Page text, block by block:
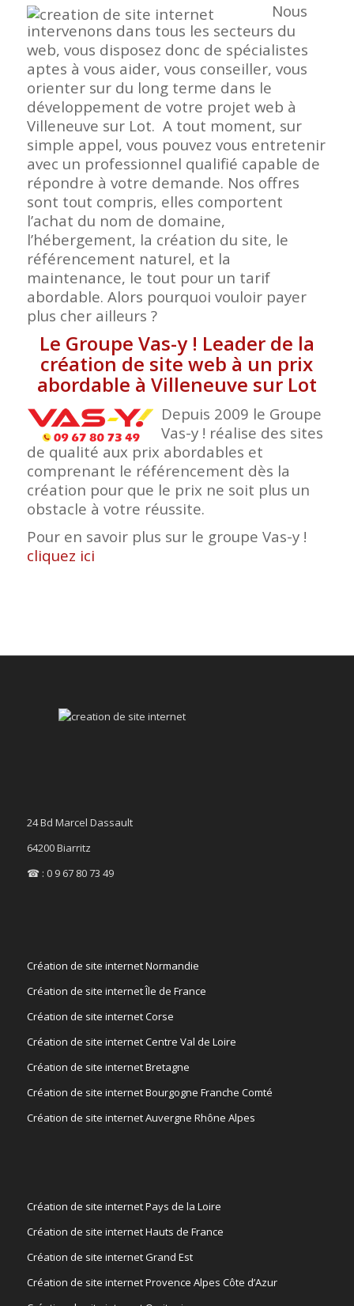
Nous
intervenons dans tous les secteurs du
web, vous disposez donc de spécialistes
aptes à vous aider, vous conseiller, vous
orienter sur du long terme dans le
développement de votre projet web à
Villeneuve sur Lot. A tout moment, sur
simple appel, vous pouvez vous entretenir
avec un professionnel qualifié capable de
répondre à votre demande. Nos offres
sont tout compris, elles comportent
l’achat du nom de domaine,
l’hébergement, la création du site, le
référencement naturel, et la
maintenance, le tout pour un tarif
abordable. Alors pourquoi vouloir payer
plus cher ailleurs ?
Le Groupe Vas-y ! Leader de la
création de site web à un prix
abordable à Villeneuve sur Lot
Depuis 2009 le Groupe
Vas-y ! réalise des sites
de qualité aux prix abordables et
comprenant le référencement dès la
création pour que le prix ne soit plus un
obstacle à votre réussite.
Pour en savoir plus sur le groupe Vas-y !
cliquez ici
24 Bd Marcel Dassault
64200 Biarritz
☎ : 0 9 67 80 73 49
Création de site internet Normandie
Création de site internet Île de France
Création de site internet Corse
Création de site internet Centre Val de Loire
Création de site internet Bretagne
Création de site internet Bourgogne Franche Comté
Création de site internet Auvergne Rhône Alpes
Création de site internet Pays de la Loire
Création de site internet Hauts de France
Création de site internet Grand Est
Création de site internet Provence Alpes Côte d’Azur